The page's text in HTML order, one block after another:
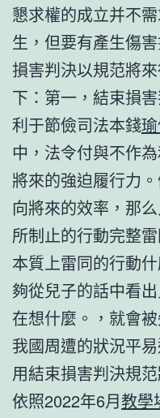
懇求權的成立并不
生，但要有產生傷
損害判決以規范將
下：第一，結束損
利于節儉司法本錢
中，法令付與不作
將來的強迫履行力
向將來的效率，那
所制止的行動完整
本質上雷同的行動
夠從兒子的話中看
在想什麼。，就會
我國周遭的狀況平
用結束損害判決規
依照2022年6月教學